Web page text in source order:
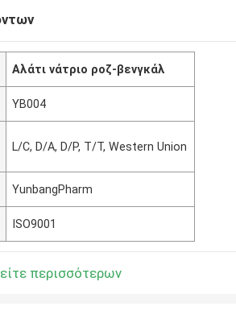
Αλάτι νάτριο ροζ-βενγκάλ
YB004
L/C, D/A, D/P, T/T, Western Union
YunbangPharm
ISO9001
περισσότερων